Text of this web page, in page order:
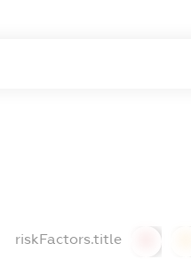
riskFactors.title